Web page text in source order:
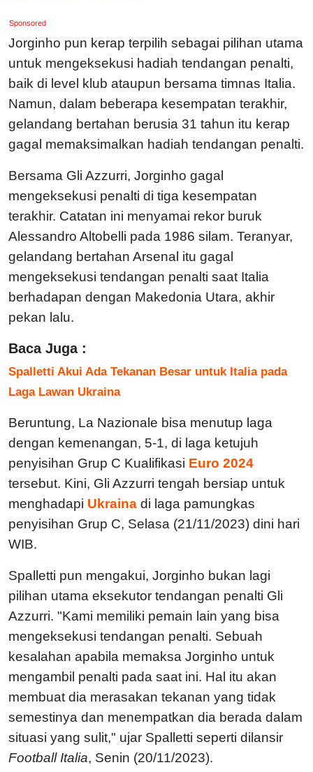
Sponsored
Jorginho pun kerap terpilih sebagai pilihan utama
untuk mengeksekusi hadiah tendangan penalti,
baik di level klub ataupun bersama timnas Italia.
Namun, dalam beberapa kesempatan terakhir,
gelandang bertahan berusia 31 tahun itu kerap
gagal memaksimalkan hadiah tendangan penalti.
Bersama Gli Azzurri, Jorginho gagal
mengeksekusi penalti di tiga kesempatan
terakhir. Catatan ini menyamai rekor buruk
Alessandro Altobelli pada 1986 silam. Teranyar,
gelandang bertahan Arsenal itu gagal
mengeksekusi tendangan penalti saat Italia
berhadapan dengan Makedonia Utara, akhir
pekan lalu.
Baca Juga :
Spalletti Akui Ada Tekanan Besar untuk Italia pada
Laga Lawan Ukraina
Beruntung, La Nazionale bisa menutup laga
dengan kemenangan, 5-1, di laga ketujuh
penyisihan Grup C Kualifikasi Euro 2024
tersebut. Kini, Gli Azzurri tengah bersiap untuk
menghadapi Ukraina di laga pamungkas
penyisihan Grup C, Selasa (21/11/2023) dini hari
WIB.
Spalletti pun mengakui, Jorginho bukan lagi
pilihan utama eksekutor tendangan penalti Gli
Azzurri. "Kami memiliki pemain lain yang bisa
mengeksekusi tendangan penalti. Sebuah
kesalahan apabila memaksa Jorginho untuk
mengambil penalti pada saat ini. Hal itu akan
membuat dia merasakan tekanan yang tidak
semestinya dan menempatkan dia berada dalam
situasi yang sulit," ujar Spalletti seperti dilansir
Football Italia, Senin (20/11/2023).